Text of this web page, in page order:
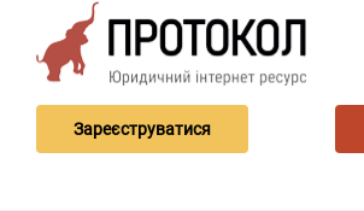
Зареєструватися